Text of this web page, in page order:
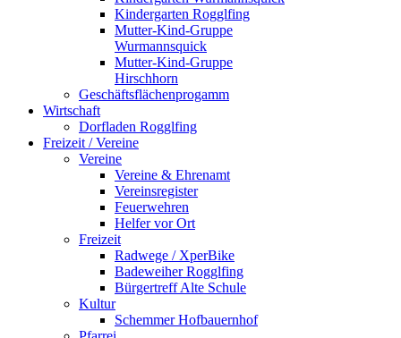
Kindergarten Rogglfing
Mutter-Kind-Gruppe
Wurmannsquick
Mutter-Kind-Gruppe
Hirschhorn
Geschäftsflächenprogamm
Wirtschaft
Dorfladen Rogglfing
Freizeit / Vereine
Vereine
Vereine & Ehrenamt
Vereinsregister
Feuerwehren
Helfer vor Ort
Freizeit
Radwege / XperBike
Badeweiher Rogglfing
Bürgertreff Alte Schule
Kultur
Schemmer Hofbauernhof